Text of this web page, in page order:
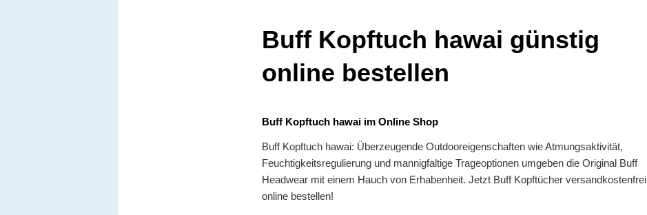
Buff Kopftuch hawai günstig
online bestellen
Buff Kopftuch hawai im Online Shop
Buff Kopftuch hawai: Überzeugende Outdooreigenschaften wie Atmungsaktivität,
Feuchtigkeitsregulierung und mannigfaltige Trageoptionen umgeben die Original Buff
Headwear mit einem Hauch von Erhabenheit. Jetzt Buff Kopftücher versandkostenfrei
online bestellen!